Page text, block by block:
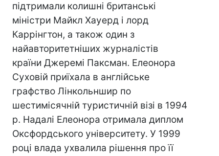
підтримали колишні британські
міністри Майкл Хауерд і лорд
Каррінгтон, а також один з
найавторитетніших журналістів
країни Джеремі Паксман. Елеонора
Суховій приїхала в англійське
графство Лінкольншир по
шестимісячній туристичній візі в 1994
р. Надалі Елеонора отримала диплом
Оксфордського університету. У 1999
році влада ухвалила рішення про її